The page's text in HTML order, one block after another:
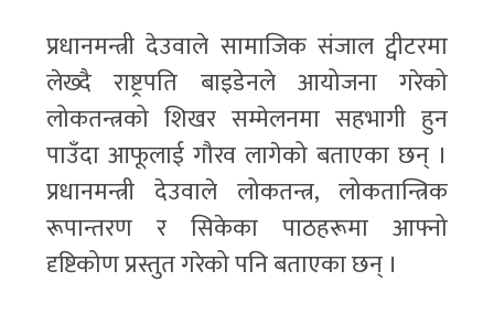
प्रधानमन्त्री देउवाले सामाजिक संजाल ट्वीटरमा
लेख्दै राष्ट्रपति बाइडेनले आयोजना गरेको
लोकतन्त्रको शिखर सम्मेलनमा सहभागी हुन
पाउँदा आफूलाई गौरव लागेको बताएका छन् ।
प्रधानमन्त्री देउवाले लोकतन्त्र, लोकतान्त्रिक
रूपान्तरण र सिकेका पाठहरूमा आफ्नो
दृष्टिकोण प्रस्तुत गरेको पनि बताएका छन् ।